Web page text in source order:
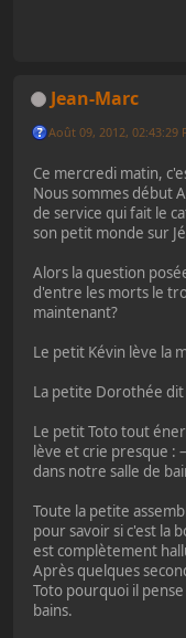
Jean-Marc
Août 09, 2012, 02:43:29
Ce mercredi matin,
Nous sommes début
de service qui fait le
son petit monde sur
Alors la question
d'entre les morts le
maintenant?
Le petit Kévin lève la
La petite Dorothée
Le petit Toto tout
lève et crie presque :
dans notre salle de
Toute la petite
pour savoir si c'est la
est complètement
Après quelques
Toto pourquoi il
bains.